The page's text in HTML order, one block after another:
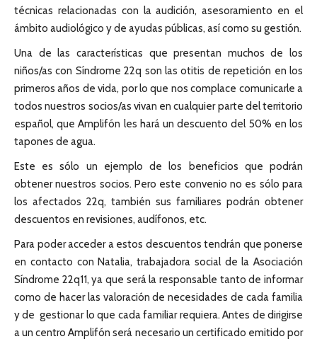
técnicas relacionadas con la audición, asesoramiento en el
ámbito audiológico y de ayudas públicas, así como su gestión.
Una de las características que presentan muchos de los
niños/as con Síndrome 22q son las otitis de repetición en los
primeros años de vida, por lo que nos complace comunicarle a
todos nuestros socios/as vivan en cualquier parte del territorio
español, que Amplifón les hará un descuento del 50% en los
tapones de agua.
Este es sólo un ejemplo de los beneficios que podrán
obtener nuestros socios. Pero este convenio no es sólo para
los afectados 22q, también sus familiares podrán obtener
descuentos en revisiones, audífonos, etc.
Para poder acceder a estos descuentos tendrán que ponerse
en contacto con Natalia, trabajadora social de la Asociación
Síndrome 22q11, ya que será la responsable tanto de informar
como de hacer las valoración de necesidades de cada familia
y de gestionar lo que cada familiar requiera. Antes de dirigirse
a un centro Amplifón será necesario un certificado emitido por